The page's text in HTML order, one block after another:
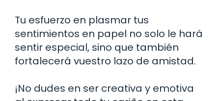
Tu esfuerzo en plasmar tus
sentimientos en papel no solo le hará
sentir especial, sino que también
fortalecerá vuestro lazo de amistad.
¡No dudes en ser creativa y emotiva